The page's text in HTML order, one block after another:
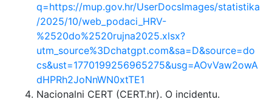
q=https://mup.gov.hr/UserDocsImages/statistika
/2025/10/web_podaci_HRV-
%2520do%2520rujna2025.xlsx?
utm_source%3Dchatgpt.com&sa=D&source=do
cs&ust=1770199256965275&usg=AOvVaw2owA
dHPRh2JoNnWN0xtTE1
Nacionalni CERT (CERT.hr). O incidentu.